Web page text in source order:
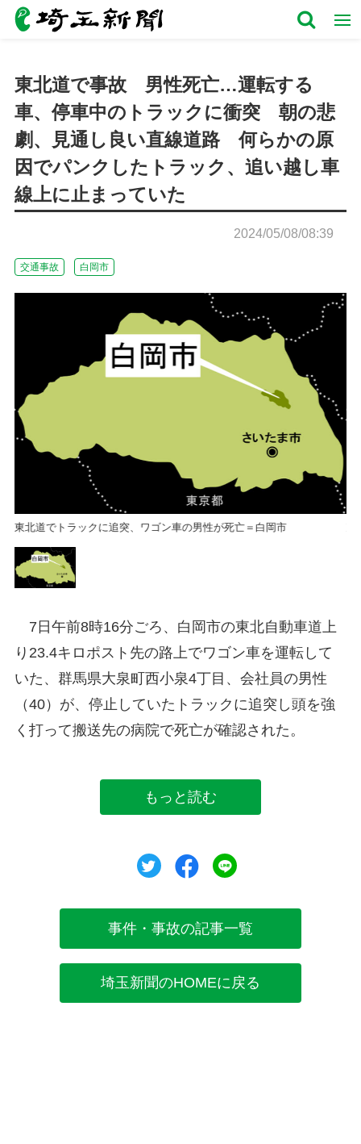
東北道で事故 男性死亡…運転する
車、停車中のトラックに衝突 朝の悲
劇、見通し良い直線道路 何らかの原
因でパンクしたトラック、追い越し車
線上に止まっていた
2024/05/08/08:39
交通事故 白岡市
東北道でトラックに追突、ワゴン車の男性が死亡＝白岡市
7日午前8時16分ごろ、白岡市の東北自動車道上
り23.4キロポスト先の路上でワゴン車を運転して
いた、群馬県大泉町西小泉4丁目、会社員の男性
（40）が、停止していたトラックに追突し頭を強
く打って搬送先の病院で死亡が確認された。
もっと読む
ツイートシェア
事件・事故の記事一覧
埼玉新聞のHOMEに戻る